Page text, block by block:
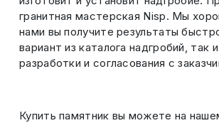
гранитная мастерская Nisp. Мы
нами вы получите результаты
вариант из каталога надгробий,
разработки и согласования с
Купить памятник вы можете на